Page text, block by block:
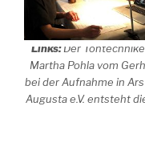
Links:Der
Martha Pohla vom
bei der Aufnahme in Ars
Augusta e.V. entsteht